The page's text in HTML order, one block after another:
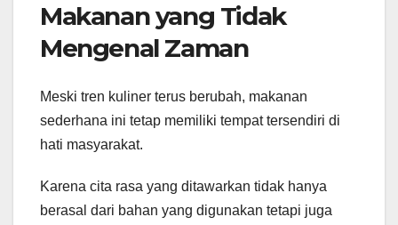
Makanan yang Tidak
Mengenal Zaman
Meski tren kuliner terus berubah, makanan
sederhana ini tetap memiliki tempat tersendiri di
hati masyarakat.
Karena cita rasa yang ditawarkan tidak hanya
berasal dari bahan yang digunakan tetapi juga